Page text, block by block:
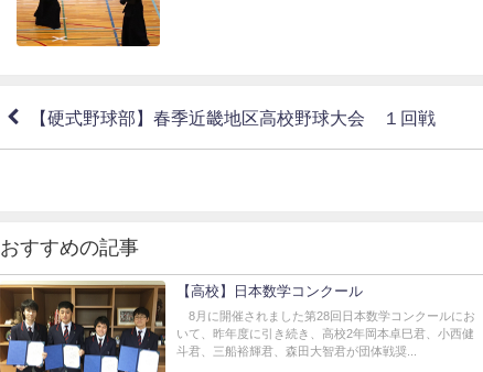
【硬式野球部】春季近畿地区高校野球大会 １回戦
おすすめの記事
【高校】日本数学コンクール
8月に開催されました第28回日本数学コンクールにお
いて、昨年度に引き続き、高校2年岡本卓巳君、小西健
斗君、三船裕輝君、森田大智君が団体戦奨...